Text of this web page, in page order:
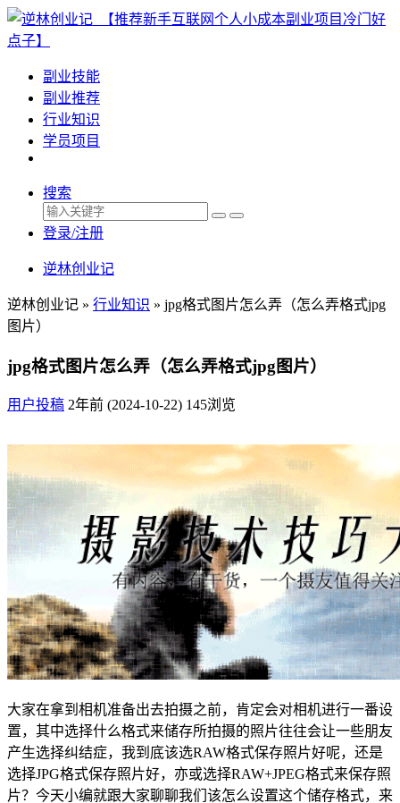
副业技能
副业推荐
行业知识
学员项目
搜索
登录/注册
逆林创业记
逆林创业记 » 行业知识 » jpg格式图片怎么弄（怎么弄格式jpg
图片）
jpg格式图片怎么弄（怎么弄格式jpg图片）
用户投稿 2年前 (2024-10-22) 145浏览
大家在拿到相机准备出去拍摄之前，肯定会对相机进行一番设
置，其中选择什么格式来储存所拍摄的照片往往会让一些朋友
产生选择纠结症，我到底该选RAW格式保存照片好呢，还是
选择JPG格式保存照片好，亦或选择RAW+JPEG格式来保存照
片？今天小编就跟大家聊聊我们该怎么设置这个储存格式，来